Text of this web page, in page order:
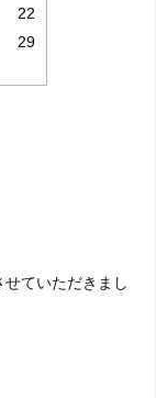
22
29
ていただきまし